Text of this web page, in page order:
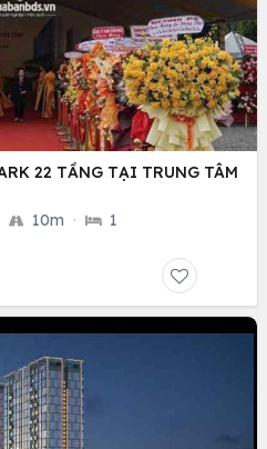
22 TẦNG TẠI TRUNG TÂM
10m · 1